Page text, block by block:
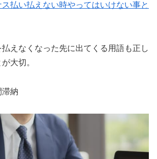
払い払えない時やってはいけない事と
えなくなった先に出てくる用語も正し
大切。
滞納